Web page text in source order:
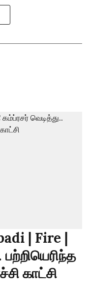
| Fire |
காட்சி